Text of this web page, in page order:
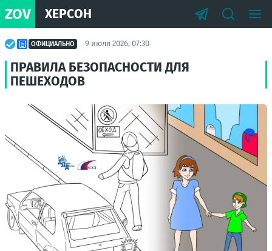
ZOV ХЕРСОН
ОФИЦИАЛЬНО 9 июля 2026, 07:30
ПРАВИЛА БЕЗОПАСНОСТИ ДЛЯ
ПЕШЕХОДОВ